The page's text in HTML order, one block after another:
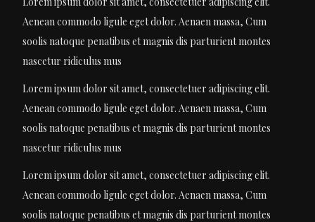
Aenean commodo ligule eget dolor. Aenaen massa, Cum
soolis natoque penatibus et magnis dis parturient montes
nascetur ridiculus mus
Lorem ipsum dolor sit amet, consectetuer adipiscing elit.
Aenean commodo ligule eget dolor. Aenaen massa, Cum
soolis natoque penatibus et magnis dis parturient montes
nascetur ridiculus mus
Lorem ipsum dolor sit amet, consectetuer adipiscing elit.
Aenean commodo ligule eget dolor. Aenaen massa, Cum
soolis natoque penatibus et magnis dis parturient montes